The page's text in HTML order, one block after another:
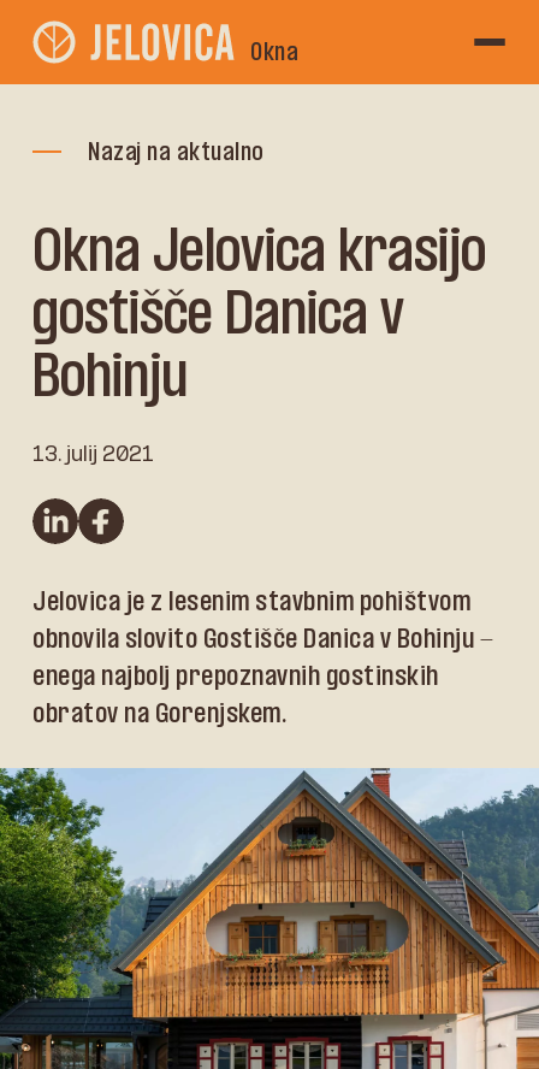
Okna
Nazaj na aktualno
Okna Jelovica krasijo
gostišče Danica v
Bohinju
13. julij 2021
linkedinFacebook
Jelovica je z lesenim stavbnim pohištvom
obnovila slovito Gostišče Danica v Bohinju -
enega najbolj prepoznavnih gostinskih
obratov na Gorenjskem.